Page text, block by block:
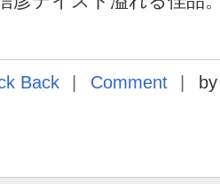
Back Comment